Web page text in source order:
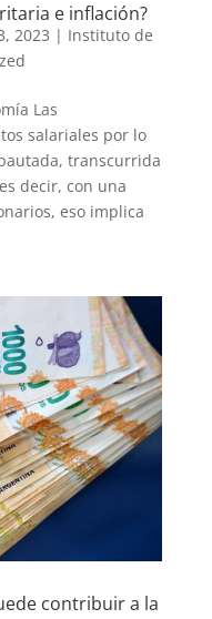
e inflación?
2023 | Instituto de
Las
salariales por lo
transcurrida
decir, con una
eso implica
contribuir a la